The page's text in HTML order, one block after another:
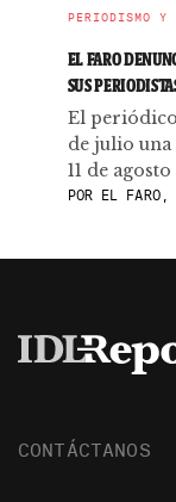
PERIODISMO Y
EL FARO
SUS
El
de julio una
11 de agosto
POREL FARO,
CONTÁCTANOS